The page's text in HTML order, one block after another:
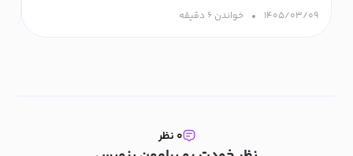
۱۴۰۵/۰۳/۰۹ خواندن ۶ دقیقه‌
۰ نظر